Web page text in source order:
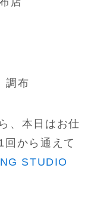
調布
、本日はお仕
回から通えて
STUDIO